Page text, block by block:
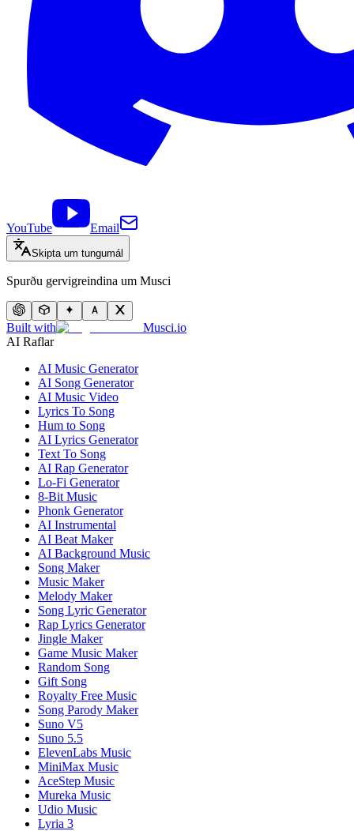
YouTube Email
Skipta um tungumál
Spurðu gervigreindina um Musci
Built with
Musci.io
AI Raflar
AI Music Generator
AI Song Generator
AI Music Video
Lyrics To Song
Hum to Song
AI Lyrics Generator
Text To Song
AI Rap Generator
Lo-Fi Generator
8-Bit Music
Phonk Generator
AI Instrumental
AI Beat Maker
AI Background Music
Song Maker
Music Maker
Melody Maker
Song Lyric Generator
Rap Lyrics Generator
Jingle Maker
Game Music Maker
Random Song
Gift Song
Royalty Free Music
Song Parody Maker
Suno V5
Suno 5.5
ElevenLabs Music
MiniMax Music
AceStep Music
Mureka Music
Udio Music
Lyria 3